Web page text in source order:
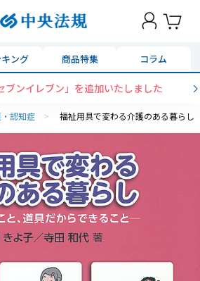
ング 商品特集 コラム
ブンイレブン」を追加いたしました
認知症 > 福祉用具で変わる介護のある暮ら